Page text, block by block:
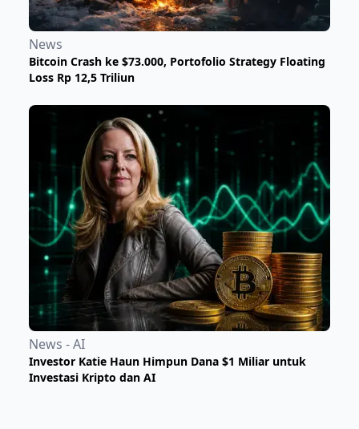
News
Bitcoin Crash ke $73.000, Portofolio Strategy Floating
Loss Rp 12,5 Triliun
News - AI
Investor Katie Haun Himpun Dana $1 Miliar untuk
Investasi Kripto dan AI